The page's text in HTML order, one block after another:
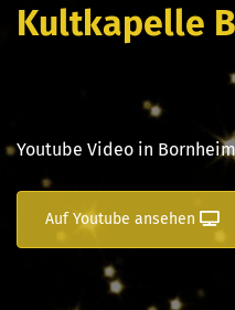
Kultkapelle
Youtube Video in
Auf Youtube ansehen